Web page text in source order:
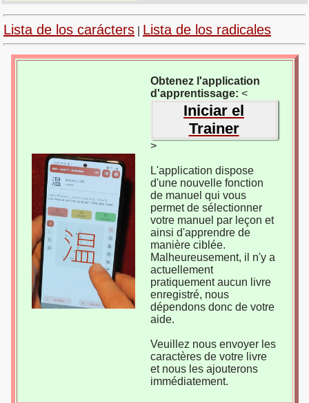
Lista de los carácters Lista de los radicales
Obtenez l'application
d'apprentissage: <
Iniciar el
Trainer
>
L'application dispose
d'une nouvelle fonction
de manuel qui vous
permet de sélectionner
votre manuel par leçon et
ainsi d'apprendre de
manière ciblée.
Malheureusement, il n'y a
actuellement
pratiquement aucun livre
enregistré, nous
dépendons donc de votre
aide.
Veuillez nous envoyer les
caractères de votre livre
et nous les ajouterons
immédiatement.